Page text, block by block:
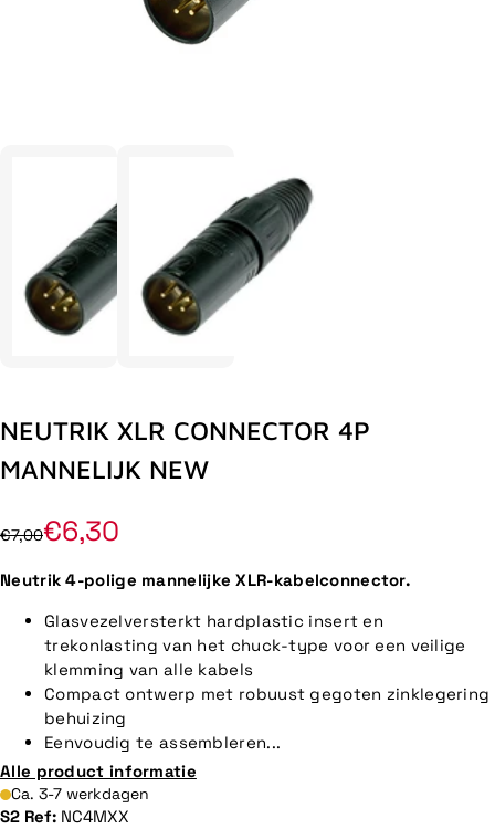
NEUTRIK XLR CONNECTOR 4P
MANNELIJK NEW
€7,00€6,30
Neutrik 4-polige mannelijke XLR-kabelconnector.
Glasvezelversterkt hardplastic insert en
trekonlasting van het chuck-type voor een veilige
klemming van alle kabels
Compact ontwerp met robuust gegoten zinklegering
behuizing
Eenvoudig te assembleren...
Alle product informatie
Ca. 3-7 werkdagen
S2 Ref: NC4MXX